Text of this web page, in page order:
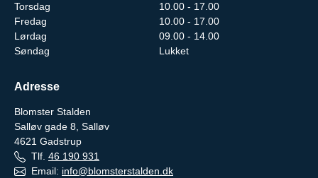
Torsdag
10.00 - 17.00
Fredag
10.00 - 17.00
Lørdag
09.00 - 14.00
Søndag
Lukket
Adresse
Blomster Stalden
Salløv gade 8, Salløv
4621 Gadstrup
Tlf. 46 190 931
Email: info@blomsterstalden.dk